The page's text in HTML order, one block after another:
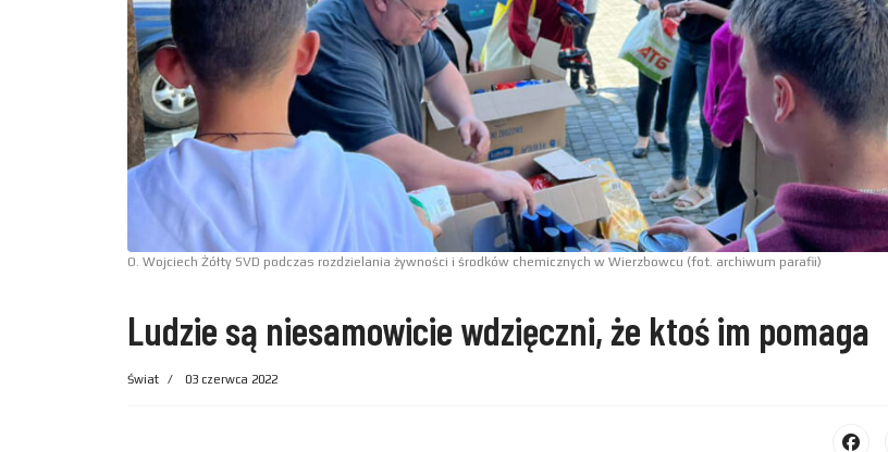
O. Wojciech Żółty SVD podczas rozdzielania żywności i środków chemicznych w Wierzbowcu (fot. archiwum parafii)
Ludzie są niesamowicie wdzięczni, że ktoś im pomaga
Świat 03 czerwca 2022